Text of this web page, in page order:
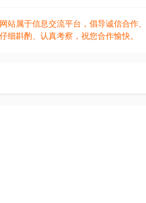
站属于信息交流平台，倡导诚信合作
细斟酌、认真考察，祝您合作愉快。